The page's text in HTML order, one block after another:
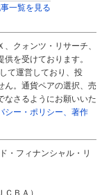
一覧を見る
クォンツ・リサーチ、
を受けております。
て運営しており、投
ん。通貨ペアの選択、売
なさるようにお願いいた
シー・ポリシー、著作
・フィナンシャル・リ
ＢＡ）